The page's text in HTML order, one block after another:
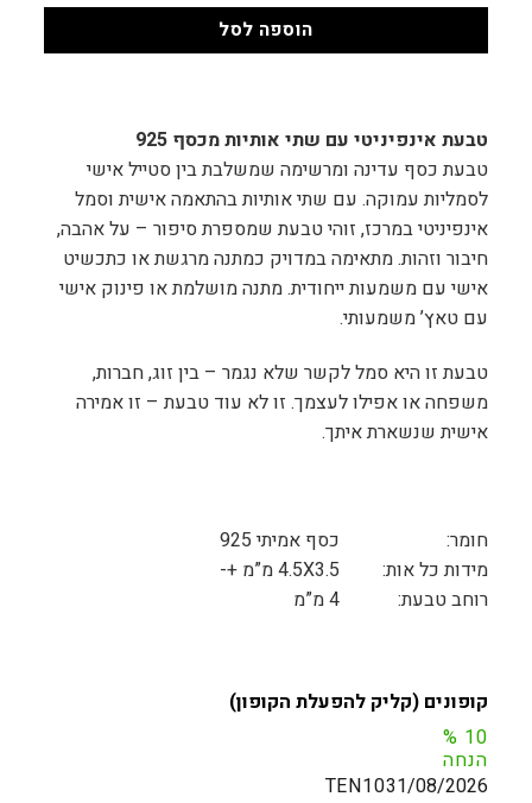
הוספה לסל
טבעת אינפיניטי עם שתי אותיות מכסף 925
טבעת כסף עדינה ומרשימה שמשלבת בין סטייל אישי
לסמליות עמוקה. עם שתי אותיות בהתאמה אישית וסמל
אינפיניטי במרכז, זוהי טבעת שמספרת סיפור – על אהבה,
חיבור וזהות. מתאימה במדויק כמתנה מרגשת או כתכשיט
אישי עם משמעות ייחודית. מתנה מושלמת או פינוק אישי
עם טאץ’ משמעותי.
טבעת זו היא סמל לקשר שלא נגמר – בין זוג, חברות,
משפחה או אפילו לעצמך. זו לא עוד טבעת – זו אמירה
אישית שנשארת איתך.
חומר:
מידות כל אות:
רוחב טבעת:
כסף אמיתי 925
4.5X3.5 מ”מ +-
4 מ”מ
קופונים (קליק להפעלת הקופון)
10
%
הנחה
TEN1031/08/2026